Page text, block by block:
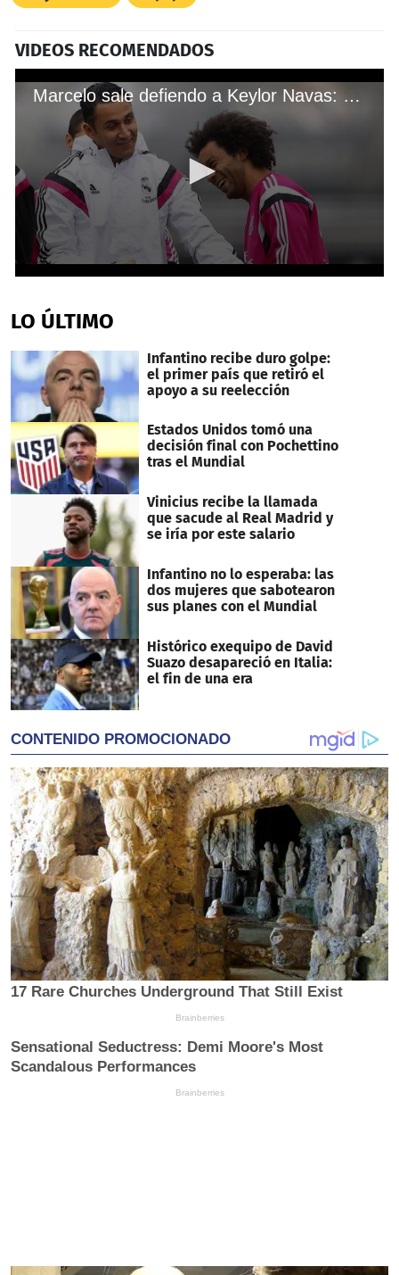
VIDEOS RECOMENDADOS
Marcelo sale defiendo a Keylor Navas: "Estamos con Keylor hasta a muerte"
of
14
LO ÚLTIMO
Infantino recibe duro golpe:
el primer país que retiró el
apoyo a su reelección
Estados Unidos tomó una
decisión final con Pochettino
tras el Mundial
Vinicius recibe la llamada
que sacude al Real Madrid y
se iría por este salario
Infantino no lo esperaba: las
dos mujeres que sabotearon
sus planes con el Mundial
Histórico exequipo de David
Suazo desapareció en Italia:
el fin de una era